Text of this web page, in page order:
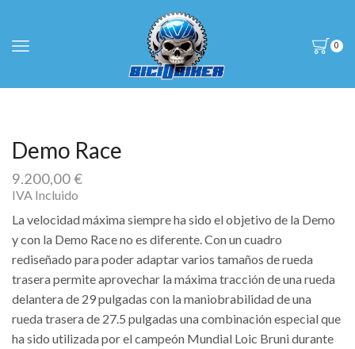
0
Demo Race
9.200,00€
IVA Incluido
La velocidad máxima siempre ha sido el objetivo de la Demo
y con la Demo Race no es diferente. Con un cuadro
rediseñado para poder adaptar varios tamaños de rueda
trasera permite aprovechar la máxima tracción de una rueda
delantera de 29 pulgadas con la maniobrabilidad de una
rueda trasera de 27.5 pulgadas una combinación especial que
ha sido utilizada por el campeón Mundial Loic Bruni durante